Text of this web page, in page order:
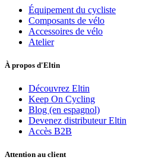
Équipement du cycliste
Composants de vélo
Accessoires de vélo
Atelier
À propos d'Eltin
Découvrez Eltin
Keep On Cycling
Blog (en espagnol)
Devenez distributeur Eltin
Accès B2B
Attention au client